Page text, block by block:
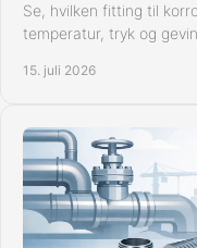
Se, hvilken fitting til
temperatur, tryk og
15. juli 2026